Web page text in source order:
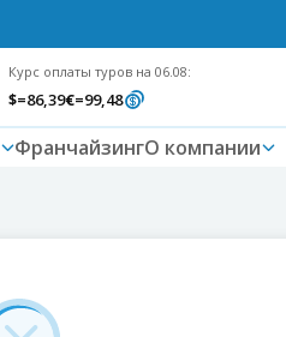
Курс оплаты туров на 06.08:
$=86,39€=99,48
ФранчайзингО компании